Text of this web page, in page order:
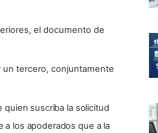
el documento de
un tercero, conjuntamente
quien suscriba la solicitud
a los apoderados que a la